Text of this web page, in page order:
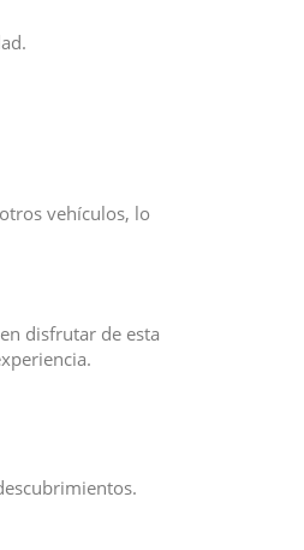
vehículos, lo
disfrutar de esta